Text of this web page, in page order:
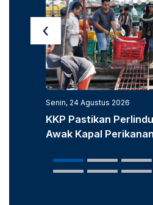
Senin, 24 Agustus 2026
KKP Pastikan
Awak Kapal Perikanan
‹